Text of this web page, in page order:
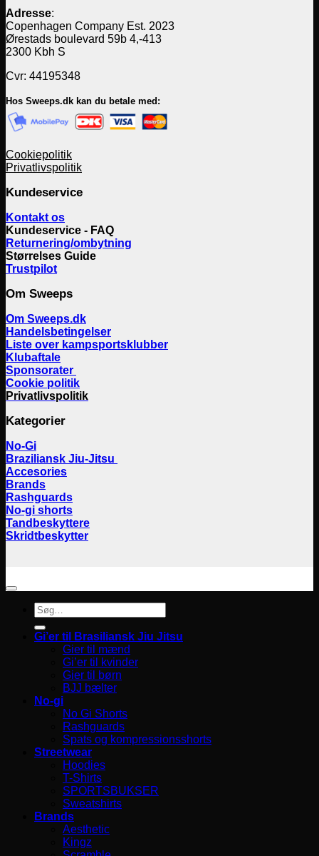
Adresse:
Copenhagen Company Est. 2023
Ørestads boulevard 59b 4,-413
2300 Kbh S
Cvr: 44195348
Hos Sweeps.dk kan du betale med:
Cookiepolitik
Privatlivspolitik
Kundeservice
Kontakt os
Kundeservice - FAQ
Returnering/ombytning
Størrelses Guide
Trustpilot
Om Sweeps
Om Sweeps.dk
Handelsbetingelser
Liste over kampsportsklubber
Klubaftale
Sponsorater
Cookie politik
Privatlivspolitik
Kategorier
No-Gi
Braziliansk Jiu-Jitsu
Accesories
Brands
Rashguards
No-gi shorts
Tandbeskyttere
Skridtbeskytter
Søg
efter:
Gi’er til Brasiliansk Jiu Jitsu
Gier til mænd
Gi’er til kvinder
Gier til børn
BJJ bælter
No-gi
No Gi Shorts
Rashguards
Spats og kompressionsshorts
Streetwear
Hoodies
T-Shirts
SPORTSBUKSER
Sweatshirts
Brands
Aesthetic
Kingz